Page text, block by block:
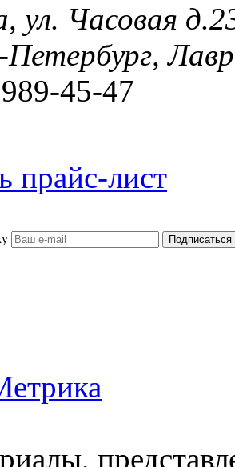
ул. Часовая
45-47
прайс-лист
Подписаться